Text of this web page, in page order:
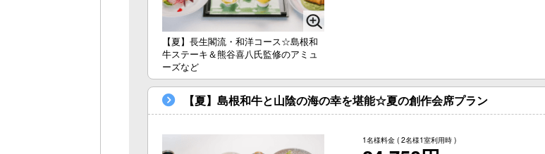
【夏】長生閣流・和洋コース☆島根和
牛ステーキ＆熊谷喜八氏監修のアミュ
ーズなど
【夏】島根和牛と山陰の海の幸を堪能☆夏の創作会席プラン
1名様料金 ( 2名様1室利用時 )